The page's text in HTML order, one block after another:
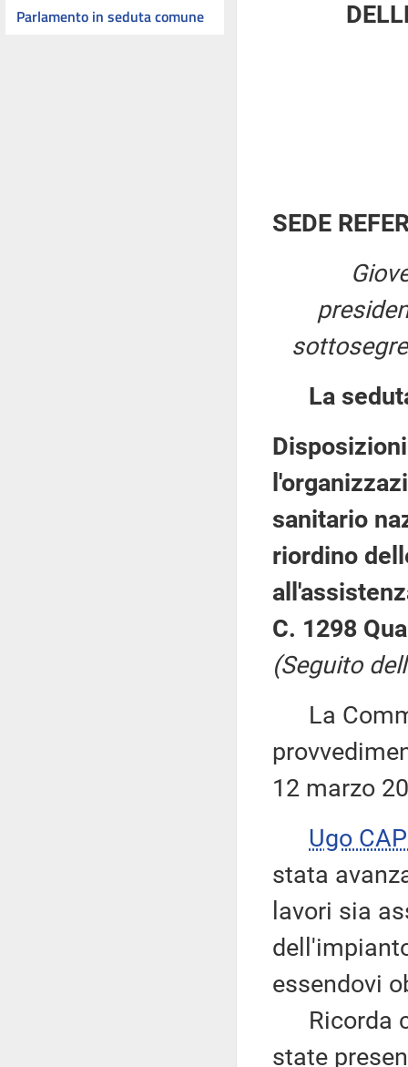
Parlamento in seduta comune
SEDE
La
sanitario
riordino
C. 1298
(Seguito
La
12 marzo
Ugo
stata
lavori sia
essendovi
Ricorda
state